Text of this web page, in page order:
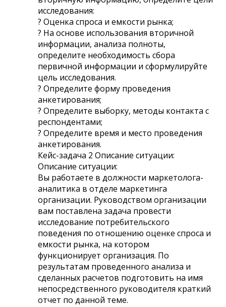
исследования:
? Оценка спроса и емкости рынка;
? На основе использования вторичной
информации, анализа полноты,
определите необходимость сбора
первичной информации и сформулируйте
цель исследования.
? Определите форму проведения
анкетирования;
? Определите выборку, методы контакта с
респондентами;
? Определите время и место проведения
анкетирования.
Кейс-задача 2 Описание ситуации:
Описание ситуации:
Вы работаете в должности маркетолога-
аналитика в отделе маркетинга
организации. Руководством организации
вам поставлена задача провести
исследование потребительского
поведения по отношению оценке спроса и
емкости рынка, на котором
функционирует организация. По
результатам проведенного анализа и
сделанных расчетов подготовить на имя
непосредственного руководителя краткий
отчет по данной теме.